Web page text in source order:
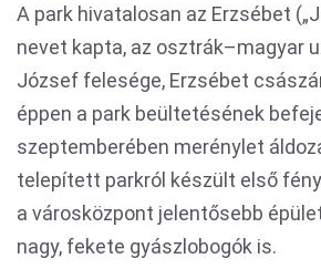
A park hivatalosan az Erzsébet
nevet kapta, az osztrák–magyar
József felesége, Erzsébet
éppen a park beültetésének
szeptemberében merénylet
telepített parkról készült első
a városközpont jelentősebb
nagy, fekete gyászlobogók is.